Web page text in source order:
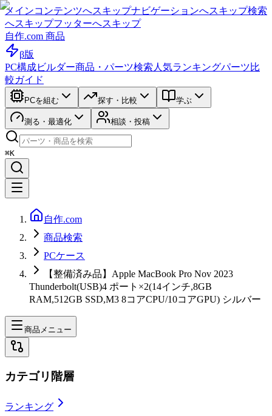
メインコンテンツへスキップナビゲーションへスキップ検索
へスキップフッターへスキップ
自作.com 商品
β版
PC構成ビルダー商品・パーツ検索 人気ランキングパーツ比
較ガイド
PCを組む 探す・比較 学ぶ
測る・最適化 相談・投稿
⌘K
自作.com
商品検索
PCケース
【整備済み品】Apple MacBook Pro Nov 2023
Thunderbolt(USB)4 ポート×2(14インチ,8GB
RAM,512GB SSD,M3 8コアCPU/10コアGPU) シルバー
商品メニュー
カテゴリ階層
ランキング